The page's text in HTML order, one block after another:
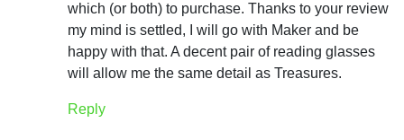
which (or both) to purchase. Thanks to your review
my mind is settled, I will go with Maker and be
happy with that. A decent pair of reading glasses
will allow me the same detail as Treasures.
Reply